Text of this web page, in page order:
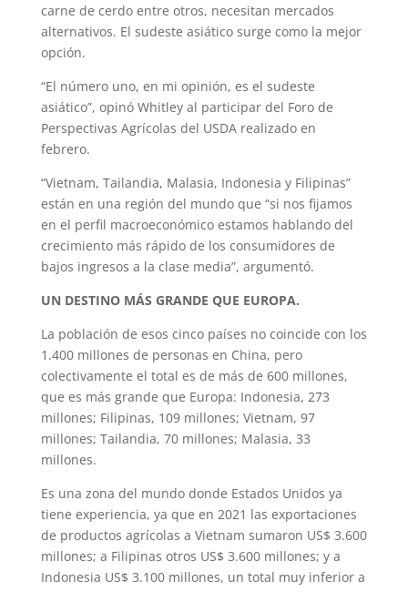
carne de cerdo entre otros, necesitan mercados
alternativos. El sudeste asiático surge como la mejor
opción.
“El número uno, en mi opinión, es el sudeste
asiático”, opinó Whitley al participar del Foro de
Perspectivas Agrícolas del USDA realizado en
febrero.
“Vietnam, Tailandia, Malasia, Indonesia y Filipinas”
están en una región del mundo que “si nos fijamos
en el perfil macroeconómico estamos hablando del
crecimiento más rápido de los consumidores de
bajos ingresos a la clase media”, argumentó.
UN DESTINO MÁS GRANDE QUE EUROPA.
La población de esos cinco países no coincide con los
1.400 millones de personas en China, pero
colectivamente el total es de más de 600 millones,
que es más grande que Europa: Indonesia, 273
millones; Filipinas, 109 millones; Vietnam, 97
millones; Tailandia, 70 millones; Malasia, 33
millones.
Es una zona del mundo donde Estados Unidos ya
tiene experiencia, ya que en 2021 las exportaciones
de productos agrícolas a Vietnam sumaron US$ 3.600
millones; a Filipinas otros US$ 3.600 millones; y a
Indonesia US$ 3.100 millones, un total muy inferior a